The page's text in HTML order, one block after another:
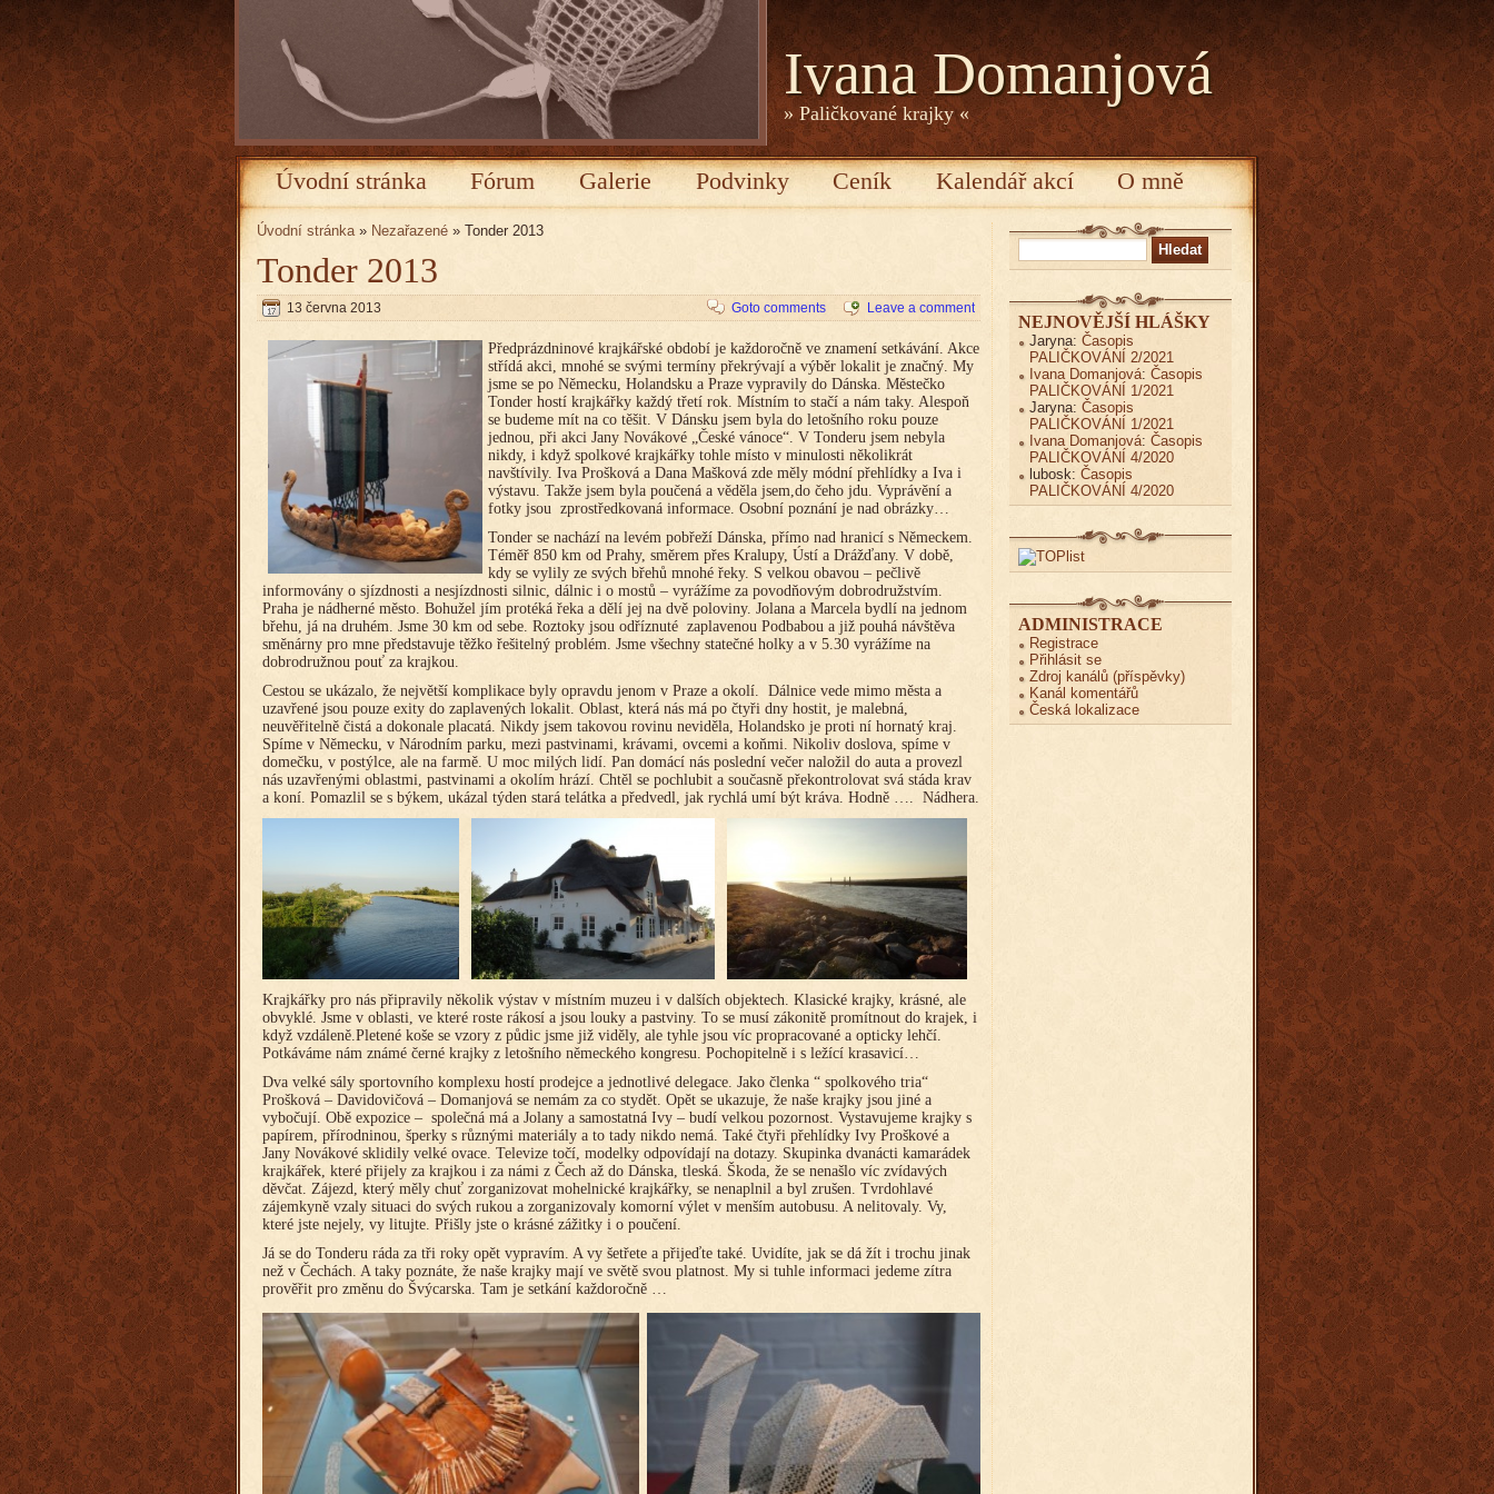
Ivana Domanjová
» Paličkované krajky «
Úvodní stránka Fórum Galerie Podvinky Ceník Kalendář akcí O mně
Úvodní stránka» Nezařazené » Tonder 2013
Tonder 2013
13 června 2013 Goto comments Leave a comment
Předprázdninové krajkářské období je každoročně ve znamení setkávání. Akce
střídá akci, mnohé se svými termíny překrývají a výběr lokalit je značný. My
jsme se po Německu, Holandsku a Praze vypravily do Dánska. Městečko
Tonder hostí krajkářky každý třetí rok. Místním to stačí a nám taky. Alespoň
se budeme mít na co těšit. V Dánsku jsem byla do letošního roku pouze
jednou, při akci Jany Novákové „České vánoce“. V Tonderu jsem nebyla
nikdy, i když spolkové krajkářky tohle místo v minulosti několikrát
navštívily. Iva Prošková a Dana Mašková zde měly módní přehlídky a Iva i
výstavu. Takže jsem byla poučená a věděla jsem,do čeho jdu. Vyprávění a
fotky jsou zprostředkovaná informace. Osobní poznání je nad obrázky…
Tonder se nachází na levém pobřeží Dánska, přímo nad hranicí s Německem.
Téměř 850 km od Prahy, směrem přes Kralupy, Ústí a Drážďany. V době,
kdy se vylily ze svých břehů mnohé řeky. S velkou obavou – pečlivě
informovány o sjízdnosti a nesjízdnosti silnic, dálnic i o mostů – vyrážíme za povodňovým dobrodružstvím.
Praha je nádherné město. Bohužel jím protéká řeka a dělí jej na dvě poloviny. Jolana a Marcela bydlí na jednom
břehu, já na druhém. Jsme 30 km od sebe. Roztoky jsou odříznuté zaplavenou Podbabou a již pouhá návštěva
směnárny pro mne představuje těžko řešitelný problém. Jsme všechny statečné holky a v 5.30 vyrážíme na
dobrodružnou pouť za krajkou.
Cestou se ukázalo, že největší komplikace byly opravdu jenom v Praze a okolí. Dálnice vede mimo města a
uzavřené jsou pouze exity do zaplavených lokalit. Oblast, která nás má po čtyři dny hostit, je malebná,
neuvěřitelně čistá a dokonale placatá. Nikdy jsem takovou rovinu neviděla, Holandsko je proti ní hornatý kraj.
Spíme v Německu, v Národním parku, mezi pastvinami, krávami, ovcemi a koňmi. Nikoliv doslova, spíme v
domečku, v postýlce, ale na farmě. U moc milých lidí. Pan domácí nás poslední večer naložil do auta a provezl
nás uzavřenými oblastmi, pastvinami a okolím hrází. Chtěl se pochlubit a současně překontrolovat svá stáda krav
a koní. Pomazlil se s býkem, ukázal týden stará telátka a předvedl, jak rychlá umí být kráva. Hodně …. Nádhera.
Krajkářky pro nás připravily několik výstav v místním muzeu i v dalších objektech. Klasické krajky, krásné, ale
obvyklé. Jsme v oblasti, ve které roste rákosí a jsou louky a pastviny. To se musí zákonitě promítnout do krajek, i
když vzdáleně.Pletené koše se vzory z půdic jsme již viděly, ale tyhle jsou víc propracované a opticky lehčí.
Potkáváme nám známé černé krajky z letošního německého kongresu. Pochopitelně i s ležící krasavicí…
Dva velké sály sportovního komplexu hostí prodejce a jednotlivé delegace. Jako členka “ spolkového tria“
Prošková – Davidovičová – Domanjová se nemám za co stydět. Opět se ukazuje, že naše krajky jsou jiné a
vybočují. Obě expozice – společná má a Jolany a samostatná Ivy – budí velkou pozornost. Vystavujeme krajky s
papírem, přírodninou, šperky s různými materiály a to tady nikdo nemá. Také čtyři přehlídky Ivy Proškové a
Jany Novákové sklidily velké ovace. Televize točí, modelky odpovídají na dotazy. Skupinka dvanácti kamarádek
krajkářek, které přijely za krajkou i za námi z Čech až do Dánska, tleská. Škoda, že se nenašlo víc zvídavých
děvčat. Zájezd, který měly chuť zorganizovat mohelnické krajkářky, se nenaplnil a byl zrušen. Tvrdohlavé
zájemkyně vzaly situaci do svých rukou a zorganizovaly komorní výlet v menším autobusu. A nelitovaly. Vy,
které jste nejely, vy litujte. Přišly jste o krásné zážitky i o poučení.
Já se do Tonderu ráda za tři roky opět vypravím. A vy šetřete a přijeďte také. Uvidíte, jak se dá žít i trochu jinak
než v Čechách. A taky poznáte, že naše krajky mají ve světě svou platnost. My si tuhle informaci jedeme zítra
prověřit pro změnu do Švýcarska. Tam je setkání každoročně …
Vyhledávání
NEJNOVĚJŠÍ HLÁŠKY
Jaryna: Časopis
PALIČKOVÁNÍ 2/2021
Ivana Domanjová: Časopis
PALIČKOVÁNÍ 1/2021
Jaryna: Časopis
PALIČKOVÁNÍ 1/2021
Ivana Domanjová: Časopis
PALIČKOVÁNÍ 4/2020
lubosk: Časopis
PALIČKOVÁNÍ 4/2020
ADMINISTRACE
Registrace
Přihlásit se
Zdroj kanálů (příspěvky)
Kanál komentářů
Česká lokalizace